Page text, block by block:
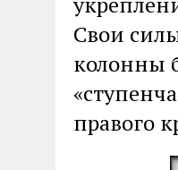
Свои
колонны
правого